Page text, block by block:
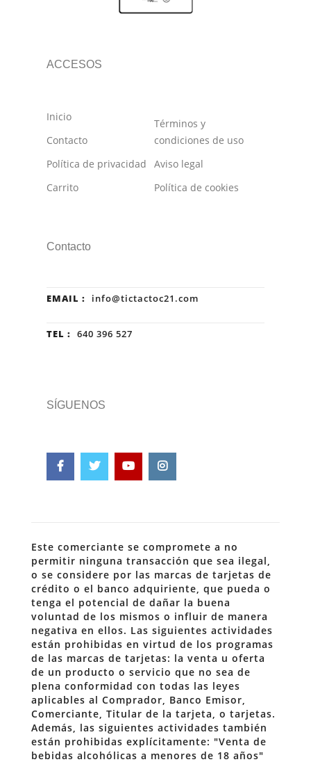
ACCESOS
Inicio
Contacto
Política de privacidad
Carrito
Términos y
condiciones de uso
Aviso legal
Política de cookies
Contacto
EMAIL : info@tictactoc21.com
TEL : 640 396 527
SÍGUENOS
Este comerciante se compromete a no
permitir ninguna transacción que sea ilegal,
o se considere por las marcas de tarjetas de
crédito o el banco adquiriente, que pueda o
tenga el potencial de dañar la buena
voluntad de los mismos o influir de manera
negativa en ellos. Las siguientes actividades
están prohibidas en virtud de los programas
de las marcas de tarjetas: la venta u oferta
de un producto o servicio que no sea de
plena conformidad con todas las leyes
aplicables al Comprador, Banco Emisor,
Comerciante, Titular de la tarjeta, o tarjetas.
Además, las siguientes actividades también
están prohibidas explícitamente: "Venta de
bebidas alcohólicas a menores de 18 años"